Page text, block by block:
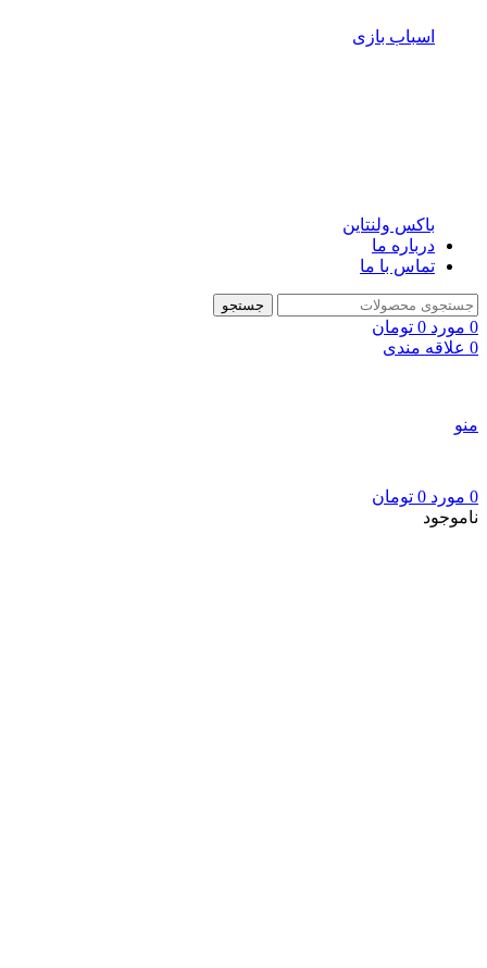
اسباب بازی
باکس ولنتاین
درباره ما
تماس با ما
جستجو
0 مورد 0 تومان
0 علاقه مندی
منو
0 مورد 0 تومان
ناموجود